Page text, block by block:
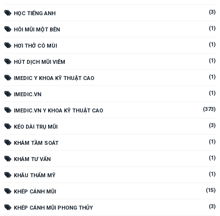
HỌC TIẾNG ANH (3)
HÔI MŨI MỘT BÊN (1)
HƠI THỞ CÓ MÙI (1)
HÚT DỊCH MŨI VIÊM (1)
IMEDIC Y KHOA KỸ THUẬT CAO (1)
IMEDIC.VN (1)
IMEDIC.VN Y KHOA KỸ THUẬT CAO (373)
KÉO DÀI TRỤ MŨI (3)
KHÁM TẦM SOÁT (1)
KHÁM TƯ VẤN (1)
KHÂU THẨM MỸ (1)
KHÉP CÁNH MŨI (15)
KHÉP CÁNH MŨI PHONG THỦY (3)